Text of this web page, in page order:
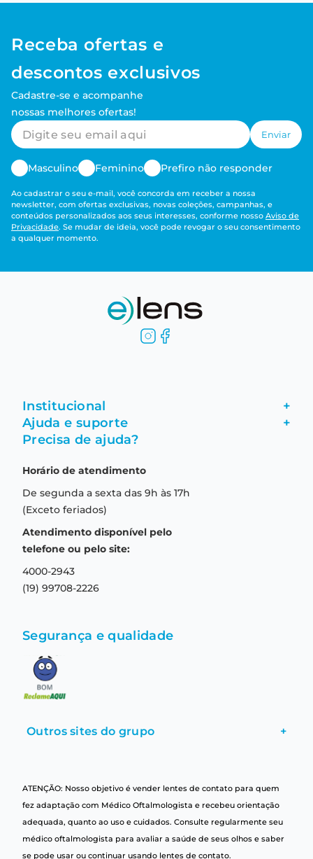
Receba ofertas e
descontos exclusivos
Cadastre-se e acompanhe
nossas melhores ofertas!
Enviar
Masculino Feminino Prefiro não responder
Ao cadastrar o seu e-mail, você concorda em receber a nossa
newsletter, com ofertas exclusivas, novas coleções, campanhas, e
conteúdos personalizados aos seus interesses, conforme nosso Aviso de
Privacidade. Se mudar de ideia, você pode revogar o seu consentimento
a qualquer momento.
Institucional +
Fale conosco
Formas de pagamento
Aviso de privacidade
Termos e condições de uso
Ajuda e suporte +
Garantia
Troca e devolução
Central de relacionamento
Precisa de ajuda?
Horário de atendimento
De segunda a sexta das 9h às 17h
(Exceto feriados)
Atendimento disponível pelo
telefone ou pelo site:
4000-2943
(19) 99708-2226
Segurança e qualidade
Outros sites do grupo +
ATENÇÃO: Nosso objetivo é vender lentes de contato para quem
fez adaptação com Médico Oftalmologista e recebeu orientação
adequada, quanto ao uso e cuidados. Consulte regularmente seu
médico oftalmologista para avaliar a saúde de seus olhos e saber
se pode usar ou continuar usando lentes de contato.